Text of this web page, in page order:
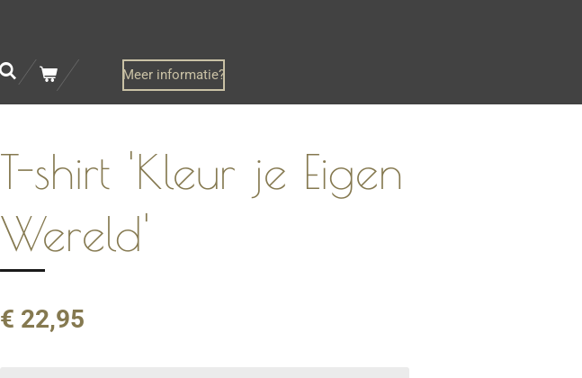
Meer informatie?
T-shirt 'Kleur je Eigen
Wereld'
€ 22,95